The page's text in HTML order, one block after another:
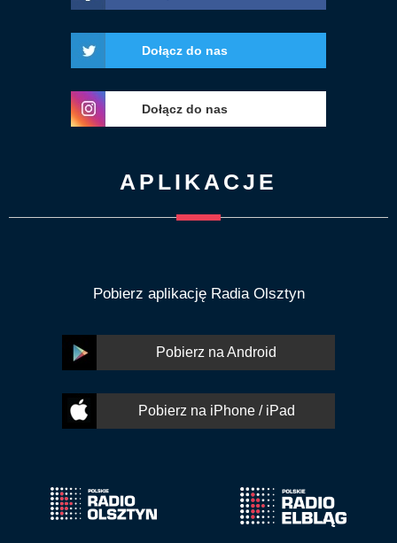
Dołącz do nas
Dołącz do nas
APLIKACJE
Pobierz aplikację Radia Olsztyn
Pobierz na Android
Pobierz na iPhone / iPad